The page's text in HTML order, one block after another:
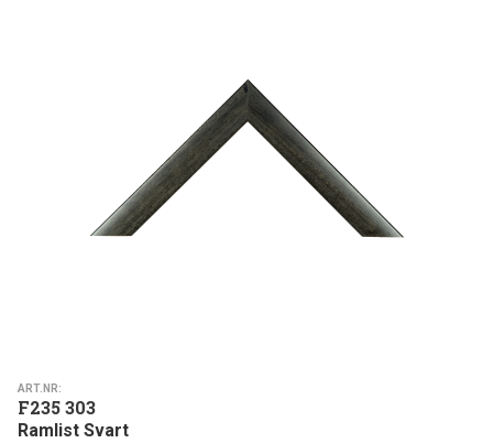
ART.NR:
F235 303
Ramlist Svart